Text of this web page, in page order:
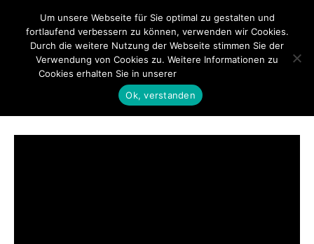
Um unsere Webseite für Sie optimal zu gestalten und
fortlaufend verbessern zu können, verwenden wir Cookies.
Durch die weitere Nutzung der Webseite stimmen Sie der
Verwendung von Cookies zu. Weitere Informationen zu
Cookies erhalten Sie in unserer
Ok, verstanden